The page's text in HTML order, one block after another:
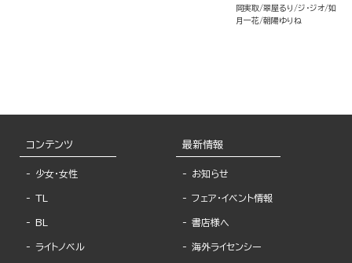
岡実取 翠屋るり ジ・ジオ 如
月一花 朝陽ゆりね
コンテンツ
少女・女性
TL
BL
ライトノベル
最新情報
お知らせ
フェア・イベント情報
書店様へ
海外ライセンシー